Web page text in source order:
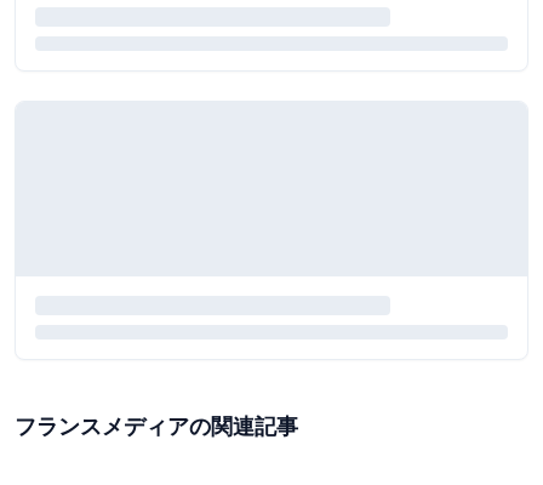
フランスメディアの関連記事